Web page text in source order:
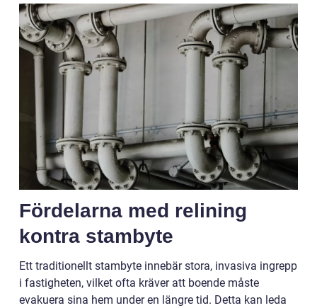
Fördelarna med relining
kontra stambyte
Ett traditionellt stambyte innebär stora, invasiva ingrepp
i fastigheten, vilket ofta kräver att boende måste
evakuera sina hem under en längre tid. Detta kan leda